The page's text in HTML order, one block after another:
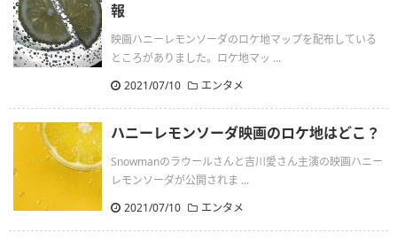
報
映画ハニーレモンソーダのロケ地マップを配布している
ところがありました。ロケ地マッ ...
2021/07/10
エンタメ
ハニーレモンソーダ映画のロケ地はどこ？
Snowmanのラウールさんと吉川愛さん主演の映画ハニー
レモンソーダが公開されま ...
2021/07/10
エンタメ